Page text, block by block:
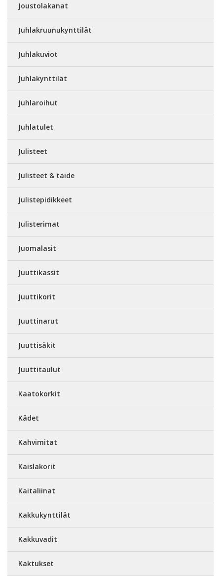
Joustolakanat
Juhlakruunukynttilät
Juhlakuviot
Juhlakynttilät
Juhlaroihut
Juhlatulet
Julisteet
Julisteet & taide
Julistepidikkeet
Julisterimat
Juomalasit
Juuttikassit
Juuttikorit
Juuttinarut
Juuttisäkit
Juuttitaulut
Kaatokorkit
Kädet
Kahvimitat
Kaislakorit
Kaitaliinat
Kakkukynttilät
Kakkuvadit
Kaktukset